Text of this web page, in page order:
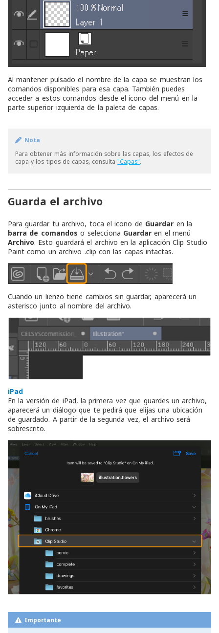
Al mantener pulsado el nombre de la capa se muestran los
comandos disponibles para esa capa. También puedes
acceder a estos comandos desde el icono del menú en la
parte superior izquierda de la paleta de capas.
Nota
Para obtener más información sobre las capas, los efectos de
capa y los tipos de capas, consulta"Capas".
Guarda el archivo
Para guardar tu archivo, toca el icono de Guardar en la
barra de comandos o selecciona Guardar en el menú
Archivo. Esto guardará el archivo en la aplicación Clip Studio
Paint como un archivo .clip con las capas intactas.
Cuando un lienzo tiene cambios sin guardar, aparecerá un
asterisco junto al nombre del archivo.
iPad
En la versión de iPad, la primera vez que guardes un archivo,
aparecerá un diálogo que te pedirá que elijas una ubicación
de guardado. A partir de la segunda vez, el archivo será
sobrescrito.
Importante